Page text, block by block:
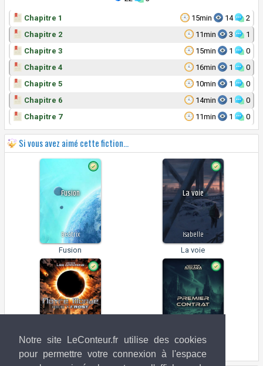
Notre site LeConteur.fr utilise des cookies
pour permettre votre connexion à l'espace
15min 14 2
Chapitre 1
11min
3 1
Chapitre 2
15min
1 0
Chapitre 3
16min
1 0
Chapitre 4
10min
1 0
Chapitre 5
14min
1 0
Chapitre 6
11min
1 0
Chapitre 7
Si vous avez aimé cette fiction...
Fusion
Beatrix
Fusion
La voie
Isabelle
La voie
Notre monde Premier contrat